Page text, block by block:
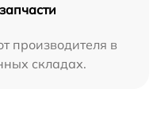
производителя в
складах.